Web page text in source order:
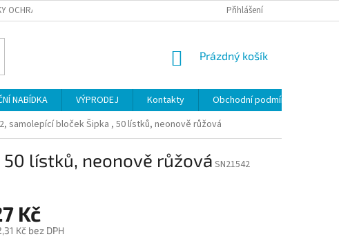
OCHRANY OSOBNÍCH ÚDAJŮ Přihlášení
NÁKUPNÍ
Prázdný košík
NABÍDKA VÝPRODEJ Kontakty
Obchodní podmínky
samolepící bloček Šipka , 50 lístků, neonově růžová
50 lístků, neonově růžová SN21542
Kč
Kč bez DPH